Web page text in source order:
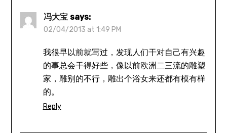
冯大宝 says:
02/04/2013 at 1:49 PM
我很早以前就写过，发现人们干对自己有兴趣
的事总会干得好些，像以前欧洲二三流的雕塑
家，雕别的不行，雕出个浴女来还都有模有样
的。
Reply